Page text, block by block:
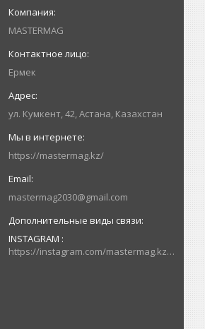
MASTERMAG
Ермек
ул. Кумкент, 42, Астана, Казахстан
https://mastermag.kz/
mastermag2030@gmail.com
INSTAGRAM
https://instagram.com/mastermag.kz?igshid=NDk5N2NlZjQ=